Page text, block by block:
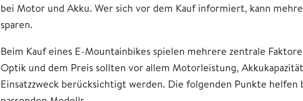
bei Motor und Akku. Wer sich vor dem Kauf informiert, kann
sparen.
Beim Kauf eines E-Mountainbikes spielen mehrere zentrale
Optik und dem Preis sollten vor allem Motorleistung,
Einsatzzweck berücksichtigt werden. Die folgenden Punkte helfen